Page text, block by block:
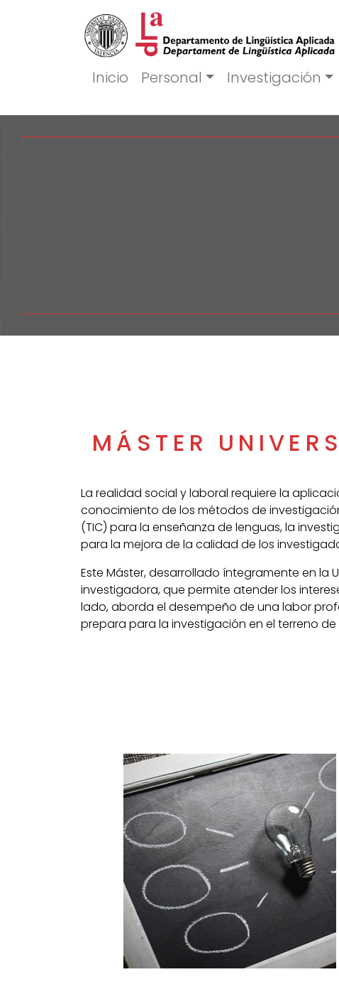
Inicio Personal Investigación
MÁSTER
La realidad social y laboral requiere la
conocimiento de los métodos de
(TIC) para la enseñanza de lenguas, la
para la mejora de la calidad de los
Este Máster, desarrollado íntegramente en
investigadora, que permite atender los
lado, aborda el desempeño de una labor
prepara para la investigación en el terreno